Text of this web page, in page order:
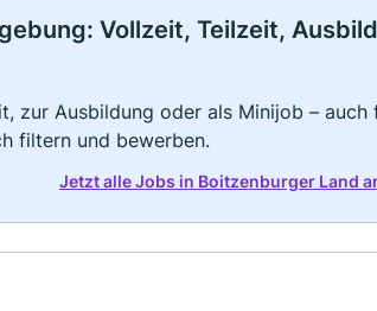
Vollzeit, Teilzeit,
zur Ausbildung oder als Minijob – auch
filtern und bewerben.
Jetzt alle Jobs in Boitzenburger Land